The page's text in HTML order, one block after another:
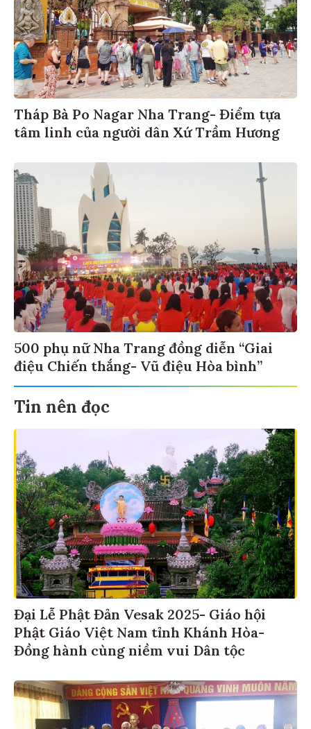
Tháp Bà Po Nagar Nha Trang- Điểm tựa
tâm linh của người dân Xứ Trầm Hương
500 phụ nữ Nha Trang đồng diễn “Giai
điệu Chiến thắng- Vũ điệu Hòa bình”
Tin nên đọc
Đại Lễ Phật Đản Vesak 2025- Giáo hội
Phật Giáo Việt Nam tỉnh Khánh Hòa-
Đồng hành cùng niềm vui Dân tộc